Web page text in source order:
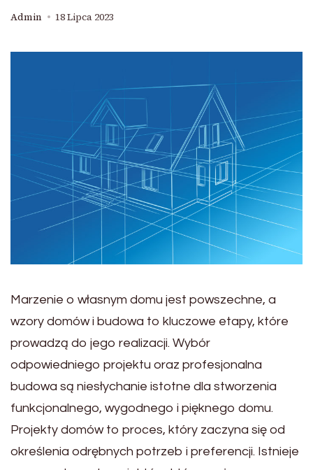
Admin 18 Lipca 2023
Marzenie o własnym domu jest powszechne, a
wzory domów i budowa to kluczowe etapy, które
prowadzą do jego realizacji. Wybór
odpowiedniego projektu oraz profesjonalna
budowa są niesłychanie istotne dla stworzenia
funkcjonalnego, wygodnego i pięknego domu.
Projekty domów to proces, który zaczyna się od
określenia odrębnych potrzeb i preferencji. Istnieje